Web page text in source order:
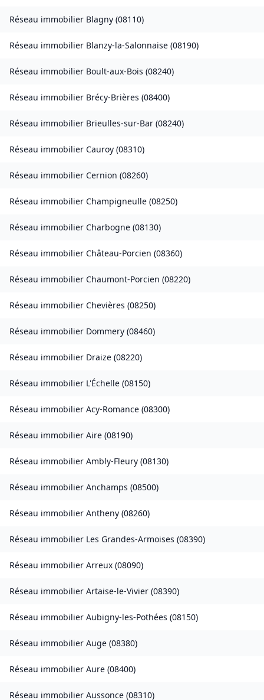
Réseau immobilier Blagny (08110)
Réseau immobilier Blanzy-la-Salonnaise (08190)
Réseau immobilier Boult-aux-Bois (08240)
Réseau immobilier Brécy-Brières (08400)
Réseau immobilier Brieulles-sur-Bar (08240)
Réseau immobilier Cauroy (08310)
Réseau immobilier Cernion (08260)
Réseau immobilier Champigneulle (08250)
Réseau immobilier Charbogne (08130)
Réseau immobilier Château-Porcien (08360)
Réseau immobilier Chaumont-Porcien (08220)
Réseau immobilier Chevières (08250)
Réseau immobilier Dommery (08460)
Réseau immobilier Draize (08220)
Réseau immobilier L'Échelle (08150)
Réseau immobilier Acy-Romance (08300)
Réseau immobilier Aire (08190)
Réseau immobilier Ambly-Fleury (08130)
Réseau immobilier Anchamps (08500)
Réseau immobilier Antheny (08260)
Réseau immobilier Les Grandes-Armoises (08390)
Réseau immobilier Arreux (08090)
Réseau immobilier Artaise-le-Vivier (08390)
Réseau immobilier Aubigny-les-Pothées (08150)
Réseau immobilier Auge (08380)
Réseau immobilier Aure (08400)
Réseau immobilier Aussonce (08310)